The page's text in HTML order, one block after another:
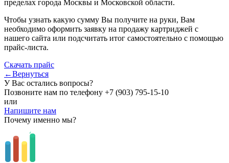
пределах города Москвы и Московской области.
Чтобы узнать какую сумму Вы получите на руки, Вам
необходимо оформить заявку на продажу картриджей с
нашего сайта или подсчитать итог самостоятельно с помощью
прайс-листа.
Скачать прайс
←Вернуться
У Вас остались вопросы?
Позвоните нам по телефону +7 (903) 795-15-10
или
Напишите нам
Почему именно мы?